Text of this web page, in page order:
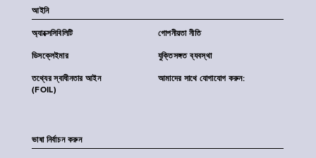
আইনি
অ্যাক্সেসিবিলিটি গোপনীয়তা নীতি
ডিসক্লেইমার যুক্তিসঙ্গত ব্যবস্থা
তথ্যের স্বাধীনতার আইন
(FOIL)
আমাদের সাথে যোগাযোগ করুন:
ভাষা নির্বাচন করুন